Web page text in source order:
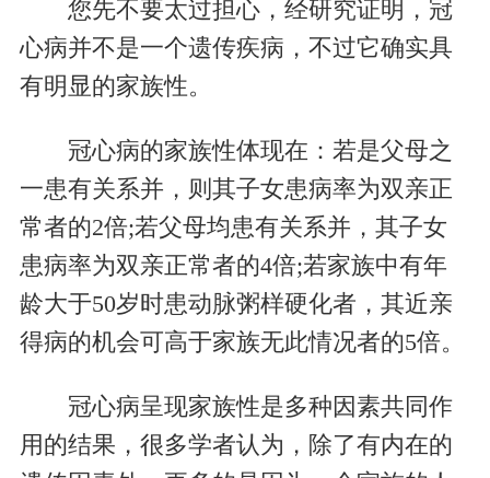
您先不要太过担心，经研究证明，冠
心病并不是一个遗传疾病，不过它确实具
有明显的家族性。
冠心病的家族性体现在：若是父母之
一患有关系并，则其子女患病率为双亲正
常者的2倍;若父母均患有关系并，其子女
患病率为双亲正常者的4倍;若家族中有年
龄大于50岁时患动脉粥样硬化者，其近亲
得病的机会可高于家族无此情况者的5倍。
冠心病呈现家族性是多种因素共同作
用的结果，很多学者认为，除了有内在的